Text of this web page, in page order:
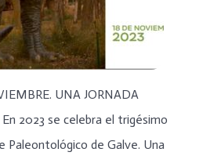
UNA JORNADA
2023 se celebra el trigésimo
Paleontológico de Galve. Una